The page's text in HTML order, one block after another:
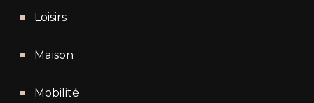
Loisirs
Maison
Mobilité